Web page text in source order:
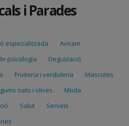
i Parades
especialitzada
Aviram
psicologia
Degustació
Fruiteria i verduleria
Mascotes
cuits i olives
Moda
Salut
Serveis